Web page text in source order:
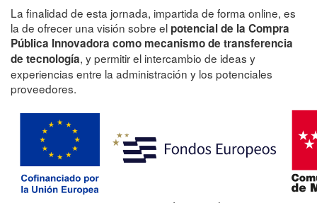
La finalidad de esta jornada, impartida de forma online, es
la de ofrecer una visión sobre el potencial de la Compra
Pública Innovadora como mecanismo de transferencia
de tecnología, y permitir el intercambio de ideas y
experiencias entre la administración y los potenciales
proveedores.